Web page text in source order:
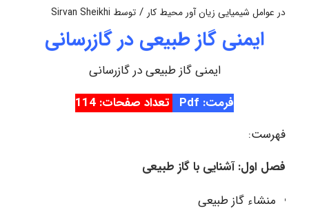
در عوامل شیمیایی زیان آور محیط کار / توسط Sirvan Sheikhi
ایمنی گاز طبیعی در گازرسانی
ایمنی گاز طبیعی در گازرسانی
فرمت: Pdf
تعداد صفحات: 114
فهرست:
فصل اول: آشنایی با گاز طبیعی
منشاء گاز طبیعی